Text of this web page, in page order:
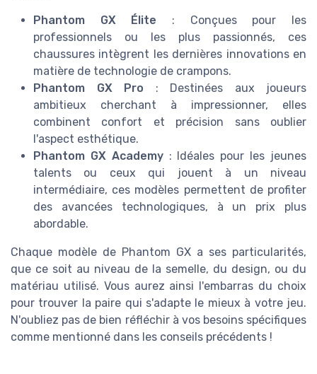
Phantom GX Élite : Conçues pour les
professionnels ou les plus passionnés, ces
chaussures intègrent les dernières innovations en
matière de technologie de crampons.
Phantom GX Pro : Destinées aux joueurs
ambitieux cherchant à impressionner, elles
combinent confort et précision sans oublier
l'aspect esthétique.
Phantom GX Academy: Idéales pour les jeunes
talents ou ceux qui jouent à un niveau
intermédiaire, ces modèles permettent de profiter
des avancées technologiques, à un prix plus
abordable.
Chaque modèle de Phantom GX a ses particularités,
que ce soit au niveau de la semelle, du design, ou du
matériau utilisé. Vous aurez ainsi l'embarras du choix
pour trouver la paire qui s'adapte le mieux à votre jeu.
N'oubliez pas de bien réfléchir à vos besoins spécifiques
comme mentionné dans les conseils précédents !